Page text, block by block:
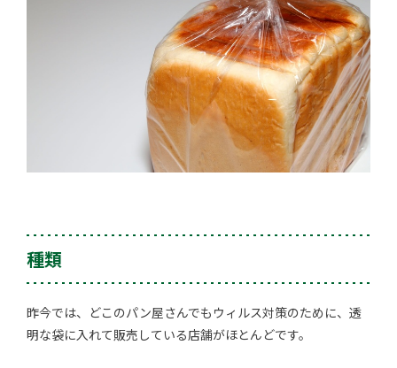
種類
昨今では、どこのパン屋さんでもウィルス対策のために、透
明な袋に入れて販売している店舗がほとんどです。